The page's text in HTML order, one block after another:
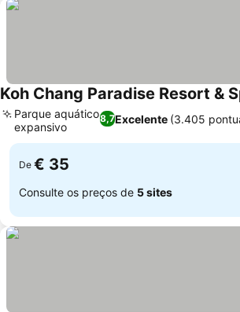
Koh Chang Paradise Resort &
8,7Excelente (3.405
Parque aquático
expansivo
De € 35
Consulte os preços de 5 sites